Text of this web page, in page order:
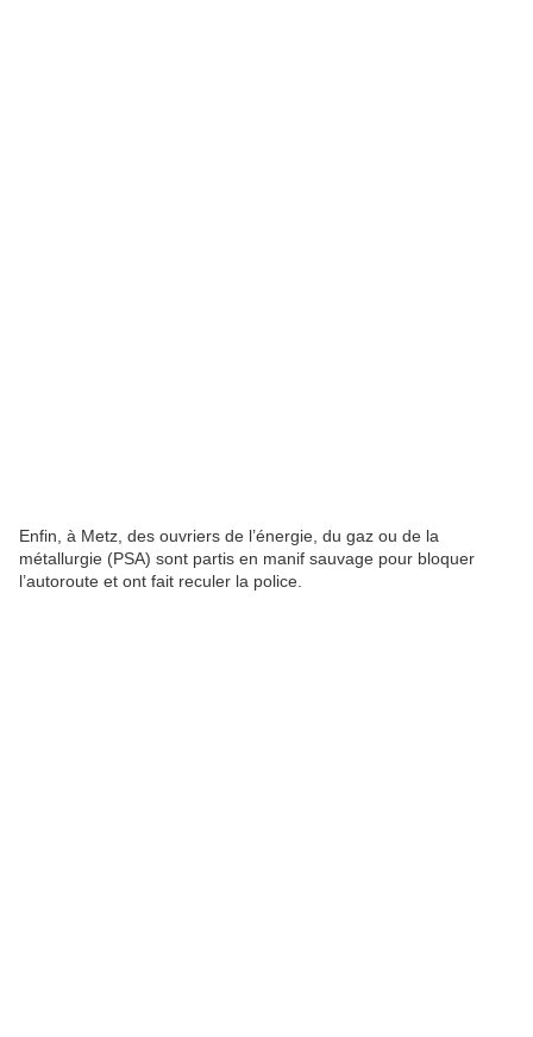
Enfin, à Metz, des ouvriers de l’énergie, du gaz ou de la
métallurgie (PSA) sont partis en manif sauvage pour bloquer
l’autoroute et ont fait reculer la police.